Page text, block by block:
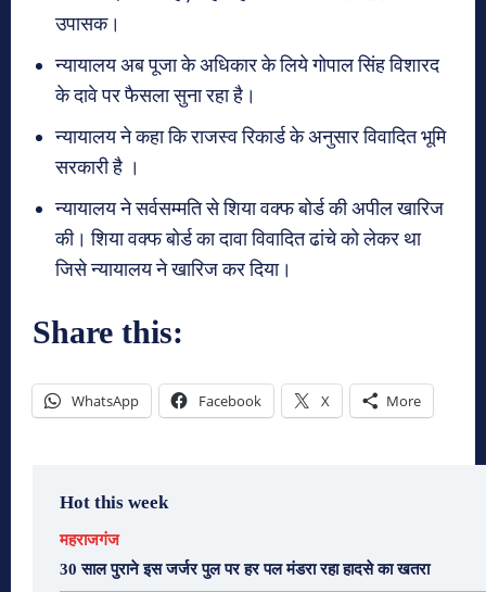
उपासक।
न्यायालय अब पूजा के अधिकार के लिये गोपाल सिंह विशारद
के दावे पर फैसला सुना रहा है।
न्यायालय ने कहा कि राजस्व रिकार्ड के अनुसार विवादित भूमि
सरकारी है ।
न्यायालय ने सर्वसम्मति से शिया वक्फ बोर्ड की अपील खारिज
की। शिया वक्फ बोर्ड का दावा विवादित ढांचे को लेकर था
जिसे न्यायालय ने खारिज कर दिया।
Share this:
WhatsApp Facebook X More
Hot this week
महराजगंज
30 साल पुराने इस जर्जर पुल पर हर पल मंडरा रहा हादसे का खतरा